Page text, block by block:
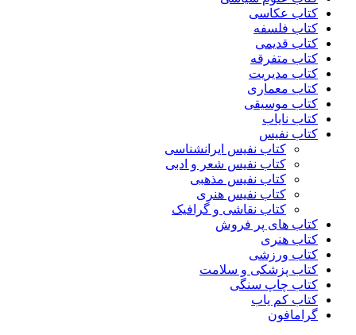
کتاب عکاسی
کتاب فلسفه
کتاب قدیمی
کتاب متفرقه
کتاب مدیریت
کتاب معماری
کتاب موسیقی
کتاب نایاب
کتاب نفیس
کتاب نفیس ایرانشناسی
کتاب نفیس شعر و ادبی
کتاب نفیس مذهبی
کتاب نفیس هنری
کتاب نقاشی و گرافیک
کتاب های پر فروش
کتاب هنری
کتاب ورزشی
کتاب پزشکی و سلامت
کتاب چاپ سنگی
کتاب کم یاب
گرامافون